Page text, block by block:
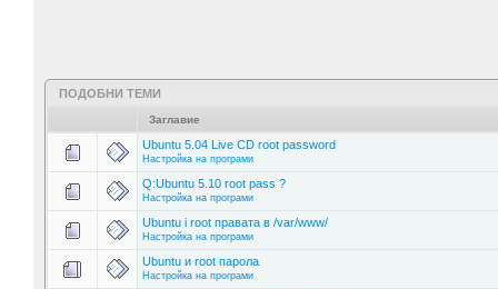
ПОДОБНИ ТЕМИ
Заглавие
Ubuntu 5.04 Live CD root password
Настройка на програми
Q:Ubuntu 5.10 root pass ?
Настройка на програми
Ubuntu i root правата в /var/www/
Настройка на програми
Ubuntu и root парола
Настройка на програми